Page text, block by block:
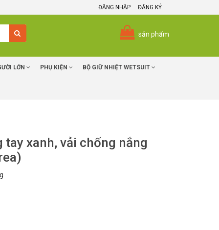
ĐĂNG NHẬP ĐĂNG KÝ
sản phẩm
LỚN PHỤ KIỆN BỘ GIỮ NHIỆT WETSUIT
tay xanh, vải chống nắng